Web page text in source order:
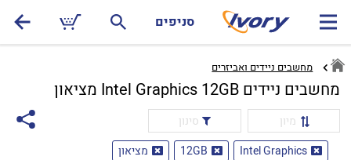
סניפים
מחשבים ניידים ואביזרים
מחשבים ניידים Intel Graphics 12GB מציאון
מיון
סינון
Intel Graphics
12GB מציאון